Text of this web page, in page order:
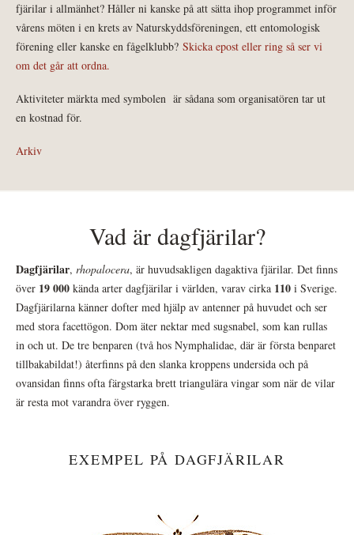
fjärilar i allmänhet? Håller ni kanske på att sätta ihop programmet inför
vårens möten i en krets av Naturskyddsföreningen, ett entomologisk
förening eller kanske en fågelklubb? Skicka epost eller ring så ser vi
om det går att ordna.
Aktiviteter märkta med symbolen är sådana som organisatören tar ut
en kostnad för.
Arkiv
Vad är dagfjärilar?
Dagfjärilar, rhopalocera, är huvudsakligen dagaktiva fjärilar. Det finns
över 19 000 kända arter dagfjärilar i världen, varav cirka 110 i Sverige.
Dagfjärilarna känner dofter med hjälp av antenner på huvudet och ser
med stora facettögon. Dom äter nektar med sugsnabel, som kan rullas
in och ut. De tre benparen (två hos Nymphalidae, där är första benparet
tillbakabildat!) återfinns på den slanka kroppens undersida och på
ovansidan finns ofta färgstarka brett triangulära vingar som när de vilar
är resta mot varandra över ryggen.
EXEMPEL PÅ DAGFJÄRILAR